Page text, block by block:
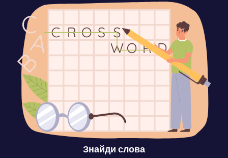
Знайди слова